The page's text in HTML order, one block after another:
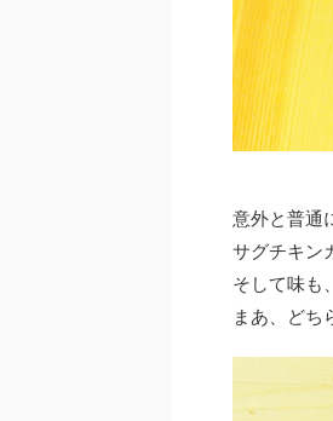
意外と普通
サグチキン
そして味も
まあ、どち